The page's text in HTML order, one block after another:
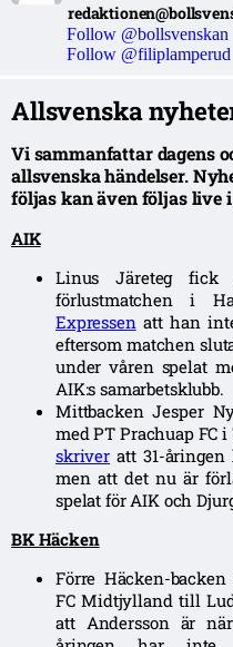
Follow @bollsvenskan
Follow @filiplamperud
Allsvenska
Vi sammanfattar dagens
allsvenska händelser.
följas kan även följas live
AIK
Linus Järeteg
förlustmatchen i
Expressenatt han
eftersom matchen
under våren spelat
AIK:s samarbetsklubb.
Mittbacken Jesper
med PT Prachuap FC
skriveratt 31-
men att det nu är
spelat för AIK och
BK Häcken
Förre Häcken-
FC Midtjylland till
att Andersson är